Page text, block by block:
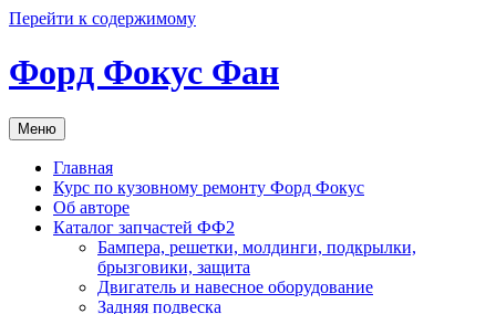
Перейти к содержимому
Форд Фокус Фан
Меню
Главная
Курс по кузовному ремонту Форд Фокус
Об авторе
Каталог запчастей ФФ2
Бампера, решетки, молдинги, подкрылки,
брызговики, защита
Двигатель и навесное оборудование
Задняя подвеска